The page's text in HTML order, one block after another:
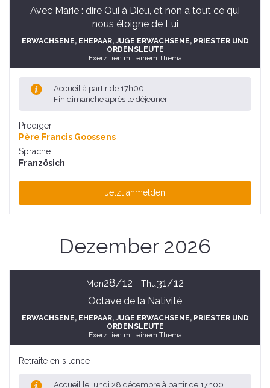
Avec Marie : dire Oui à Dieu, et non à tout ce qui
nous éloigne de Lui
ERWACHSENE, EHEPAAR, JUGE ERWACHSENE, PRIESTER UND
ORDENSLEUTE
Exerzitien mit einem Thema
Accueil à partir de 17h00
Fin dimanche après le déjeuner
Prediger
Père Francis Goossens
Sprache
Französich
Jetzt anmelden
Dezember 2026
Mon28/12 Thu31/12
Octave de la Nativité
ERWACHSENE, EHEPAAR, JUGE ERWACHSENE, PRIESTER UND
ORDENSLEUTE
Exerzitien mit einem Thema
Retraite en silence
Accueil le lundi 28 décembre à partir de 17h00